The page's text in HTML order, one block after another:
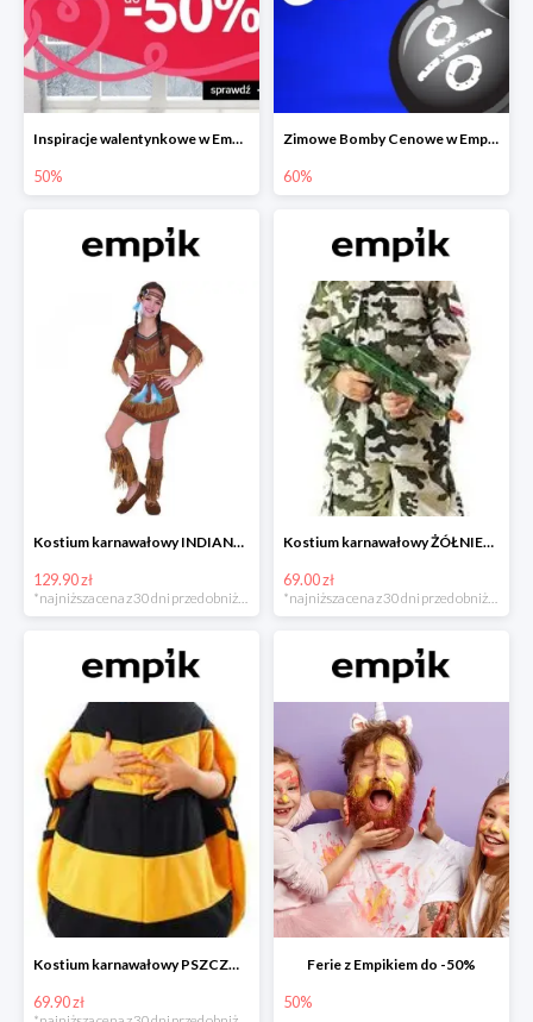
Inspiracje walentynkowe w Empiku do -50%
50%
Zimowe Bomby Cenowe w Empiku do -60%
60%
Kostium karnawałowy INDIANKA
129.90 zł
*najniższa cena z 30 dni przed obniżką
Kostium karnawałowy ŻÓŁNIERZ
69.00 zł
*najniższa cena z 30 dni przed obniżką
Kostium karnawałowy PSZCZÓŁKA
69.90 zł
Ferie z Empikiem do -50%
50%